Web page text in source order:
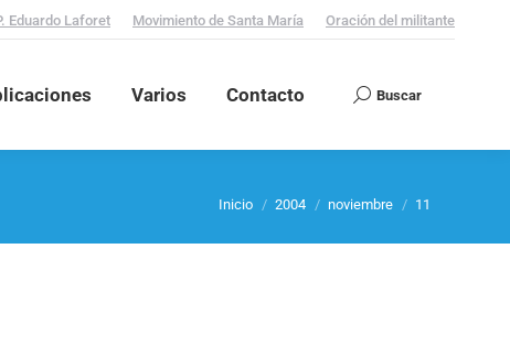
Eduardo Laforet Movimiento de Santa María Oración del militante
Varios Contacto Search:
Buscar
Estás aquí:
Inicio 2004 noviembre 11